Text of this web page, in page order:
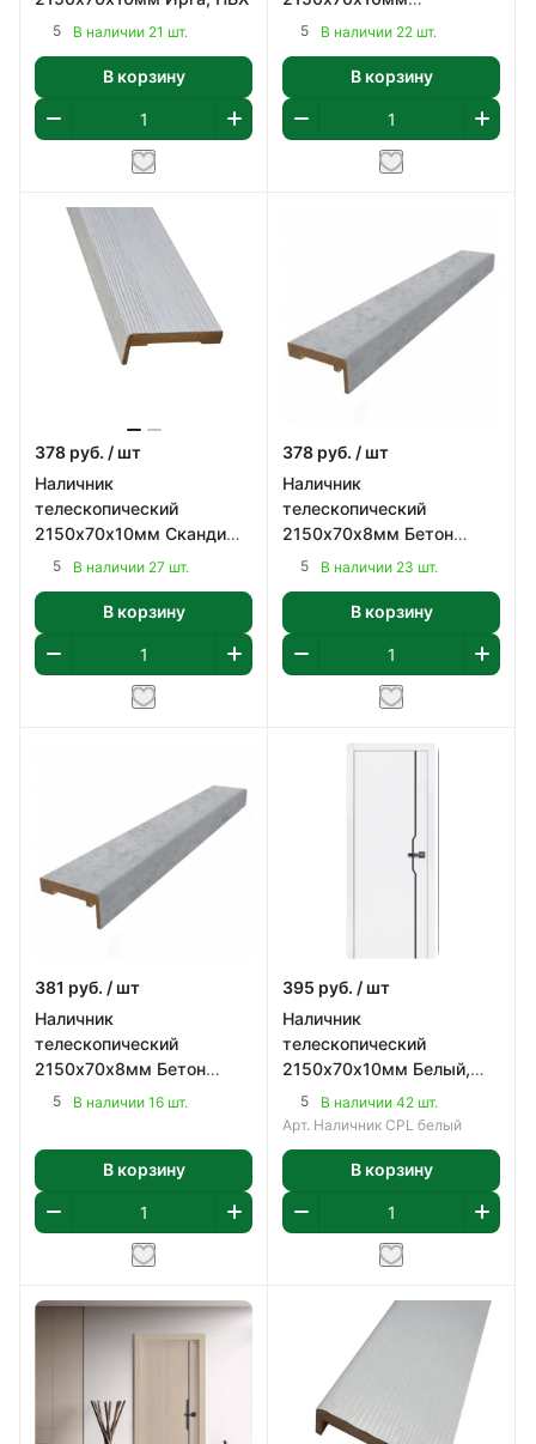
5 В наличии 21 шт.
В корзину
Лиственница кремовая,
5 В наличии 22 шт.
В корзину
378 руб. / шт
Наличник
телескопический
2150х70х10мм Сканди
Классик, ПВХ
5 В наличии 27 шт.
В корзину
378 руб. / шт
Наличник
телескопический
2150х70х8мм Бетон
серый, ПВХ
5 В наличии 23 шт.
В корзину
381 руб. / шт
Наличник
телескопический
2150х70х8мм Бетон
известковый, ПВХ
5 В наличии 16 шт.
В корзину
395 руб. / шт
Наличник
телескопический
2150х70х10мм Белый,
ПВХ5
В наличии 42 шт.
Арт. Наличник CPL белый
В корзину